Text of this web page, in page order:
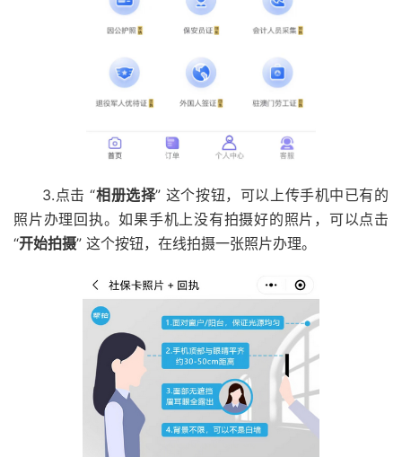
3.点击 “相册选择” 这个按钮，可以上传手机中已有的
照片办理回执。如果手机上没有拍摄好的照片，可以点击
“开始拍摄” 这个按钮，在线拍摄一张照片办理。